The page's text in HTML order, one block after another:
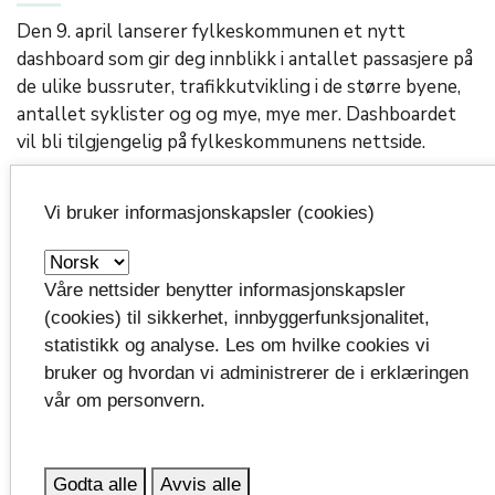
Den 9. april lanserer fylkeskommunen et nytt
dashboard som gir deg innblikk i antallet passasjere på
de ulike bussruter, trafikkutvikling i de større byene,
antallet syklister og og mye, mye mer. Dashboardet
vil bli tilgjengelig på fylkeskommunens nettside.
Kunnskap om Vestfold
På nettsiden Kunnskap om Vestfold kan du
lese mer om kollektivtrafikk under fanen
Mobilitet og infrastruktur.
Vi bruker informasjonskapsler (cookies)
Våre nettsider benytter informasjonskapsler
(cookies) til sikkerhet, innbyggerfunksjonalitet,
statistikk og analyse. Les om hvilke cookies vi
bruker og hvordan vi administrerer de i erklæringen
vår om personvern.
Godta alle Avvis alle